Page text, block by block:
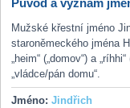
Mužské křestní jméno
staroněmeckého jména
„heim“ („domov“) a
„vládce/pán domu“.
Jméno: Jindřich